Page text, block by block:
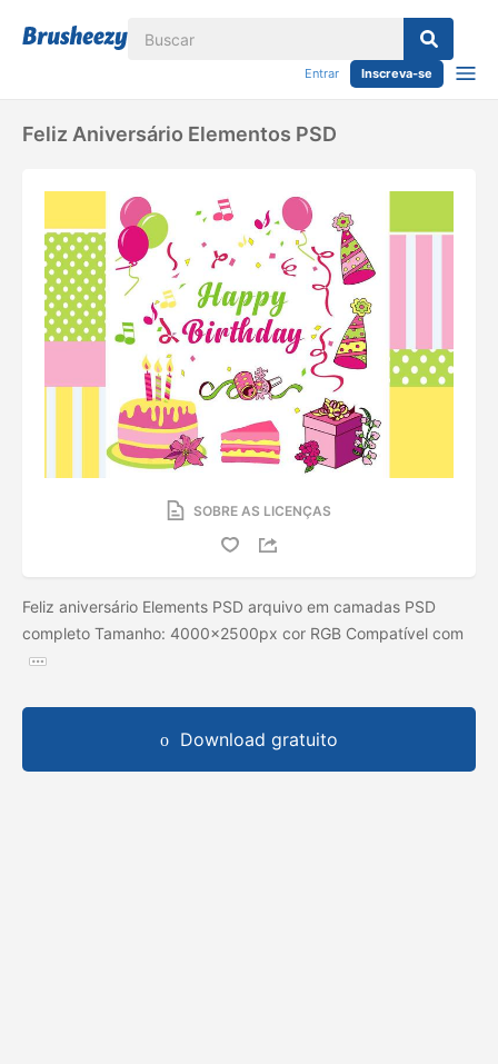
Entrar Inscreva-se
Feliz Aniversário Elementos PSD
SOBRE AS LICENÇAS
Feliz aniversário Elements PSD arquivo em camadas PSD
completo Tamanho: 4000x2500px cor RGB Compatível com
Download gratuito